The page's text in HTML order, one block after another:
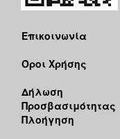
Επικοινωνία
Όροι Χρήσης
Δήλωση
Προσβασιμότητας
Πλοήγηση